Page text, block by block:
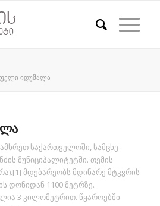
იდუმალა
საქართველოში, სამცხე-
მუნიციპალიტეტში. თემის
მდებარეობს მდინარე მტკვრის
დონიდან 1100 მეტრზე.
3 კილომეტრით. წყაროებში